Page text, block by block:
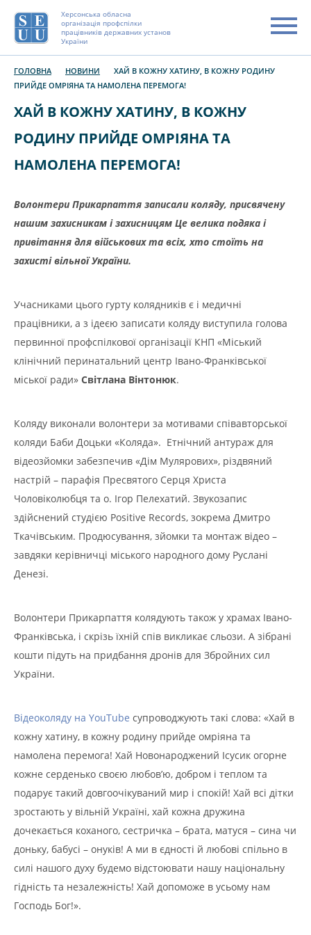
Херсонська обласна
організація профспілки
працівників державних установ
України
ГОЛОВНА НОВИНИ
ХАЙ В КОЖНУ ХАТИНУ, В КОЖНУ РОДИНУ
ПРИЙДЕ ОМРІЯНА ТА НАМОЛЕНА ПЕРЕМОГА!
ХАЙ В КОЖНУ ХАТИНУ, В КОЖНУ
РОДИНУ ПРИЙДЕ ОМРІЯНА ТА
НАМОЛЕНА ПЕРЕМОГА!
Волонтери Прикарпаття записали коляду, присвячену
нашим захисникам і захисницям Це велика подяка і
привітання для військових та всіх, хто стоїть на
захисті вільної України.
Учасниками цього гурту колядників є і медичні
працівники, а з ідеєю записати коляду виступила голова
первинної профспілкової організації КНП «Міський
клінічний перинатальний центр Івано-Франківської
міської ради» Світлана Вінтонюк.
Коляду виконали волонтери за мотивами співавторської
коляди Баби Доцьки «Коляда». Етнічний антураж для
відеозйомки забезпечив «Дім Мулярових», різдвяний
настрій – парафія Пресвятого Серця Христа
Чоловіколюбця та о. Ігор Пелехатий. Звукозапис
здійснений студією Positive Records, зокрема Дмитро
Ткачівським. Продюсування, зйомки та монтаж відео –
завдяки керівничці міського народного дому Руслані
Денезі.
Волонтери Прикарпаття колядують також у храмах Івано-
Франківська, і скрізь їхній спів викликає сльози. А зібрані
кошти підуть на придбання дронів для Збройних сил
України.
Відеоколяду на YouTube супроводжують такі слова: «Хай в
кожну хатину, в кожну родину прийде омріяна та
намолена перемога! Хай Новонароджений Ісусик огорне
кожне серденько своєю любов’ю, добром і теплом та
подарує такий довгоочікуваний мир і спокій! Хай всі дітки
зростають у вільній Україні, хай кожна дружина
дочекається коханого, сестричка – брата, матуся – сина чи
доньку, бабусі – онуків! А ми в єдності й любові спільно в
силі нашого духу будемо відстоювати нашу національну
гідність та незалежність! Хай допоможе в усьому нам
Господь Бог!».